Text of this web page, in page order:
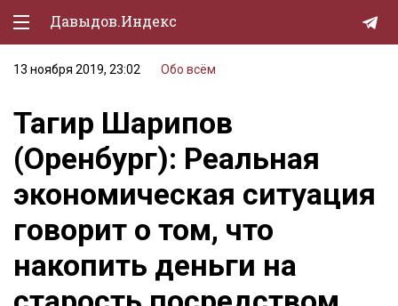
Давыдов.Индекс
Политическая жизнь
Экономика
Природа
Образование
Спорт
Культура
Lifestyle
13 ноября 2019, 23:02 Обо всём
Тагир Шарипов
(Оренбург): Реальная
экономическая ситуация
говорит о том, что
накопить деньги на